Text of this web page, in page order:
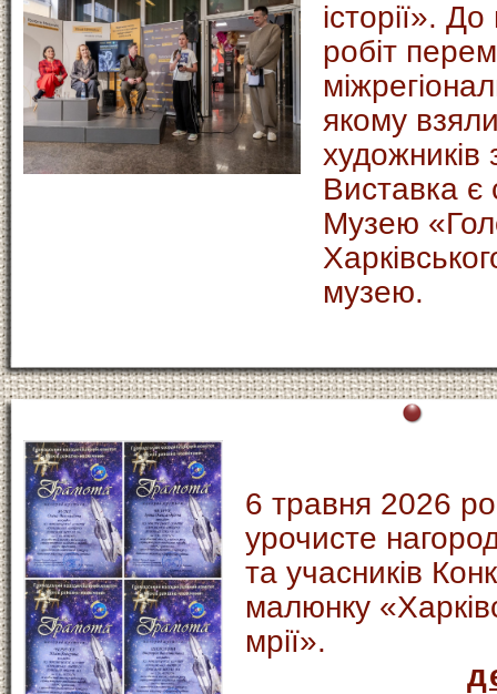
історії».
робіт
якому
художників
Виставка є
Музею
музею.
6 травня 2026
урочисте
та учасників
малюнку
мрії».